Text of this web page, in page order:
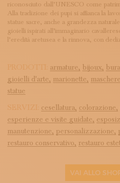
riconosciuto dall’UNESCO come
Alla tradizione dei pupi si affianca la
statue sacre, anche a grandezza
gioielli ispirati all’immaginario
l’eredità aretusea e la rinnova, con
PRODOTTI: armature, bijoux,
gioielli d'arte, marionette,
statue
SERVIZI: cesellatura, colorazione,
esperienze e visite guidate,
manutenzione, personalizzazione,
restauro conservativo, restauro
VAI ALLO